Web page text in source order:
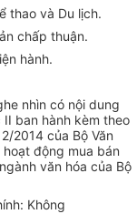
thao và Du lịch.
chấp thuận.
hành.
nhìn có nội dung
II ban hành kèm theo
2014 của Bộ Văn
động mua bán
văn hóa của Bộ
Không